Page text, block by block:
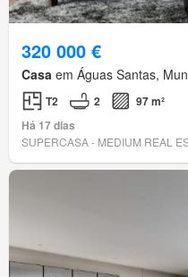
320 000 €
Casa em Águas Santas,
T2 2
97 m²
Há 17 dias
SUPERCASA - MEDIUM REAL